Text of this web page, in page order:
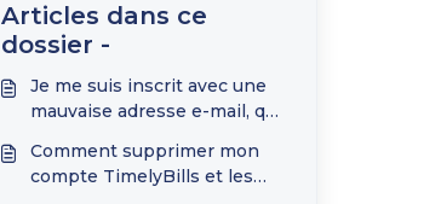
Articles dans ce
dossier -
Je me suis inscrit avec une
mauvaise adresse e-mail, que
Comment supprimer mon
compte TimelyBills et les